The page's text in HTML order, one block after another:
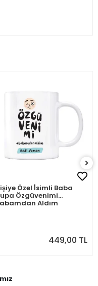
Özel İsimli Baba
Özgüvenimi
Aldım
449,00 TL